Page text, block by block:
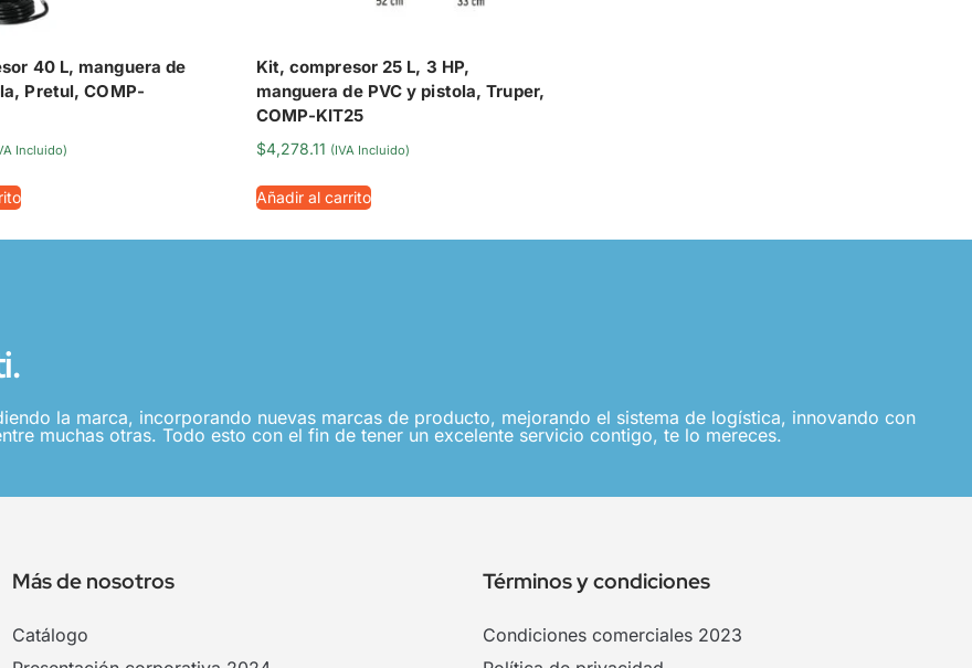
40 L, manguera de
Pretul, COMP-
Incluido)
Kit, compresor 25 L, 3 HP,
manguera de PVC y pistola, Truper,
COMP-KIT25
$4,278.11 (IVA Incluido)
Añadir al carrito
la marca, incorporando nuevas marcas de producto, mejorando el sistema de logística, innovando con
muchas otras. Todo esto con el fin de tener un excelente servicio contigo, te lo mereces.
Más de nosotros
Catálogo
Términos y condiciones
Condiciones comerciales 2023